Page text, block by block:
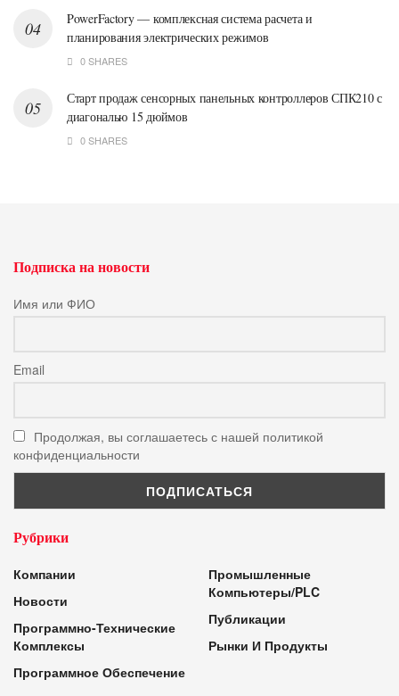
PowerFactory — комплексная система расчета и
планирования электрических режимов
0 SHARES
Старт продаж сенсорных панельных контроллеров СПК210 с
диагональю 15 дюймов
0 SHARES
Подписка на новости
Имя или ФИО
Email
Продолжая, вы соглашаетесь с нашей политикой
конфиденциальности
Рубрики
Компании
Новости
Программно-Технические
Комплексы
Программное Обеспечение
Промышленные
Компьютеры/PLC
Публикации
Рынки И Продукты